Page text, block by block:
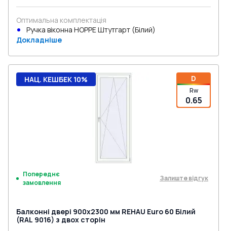
Оптимальна комплектація
Ручка віконна HOPPE Штутгарт (Білий)
Докладніше
D
Rw
0.65
НАЦ. КЕШБЕК 10%
Попереднє
замовлення
Залиште відгук
Балконні двері 900x2300 мм REHAU Euro 60 Білий
(RAL 9016) з двох сторін